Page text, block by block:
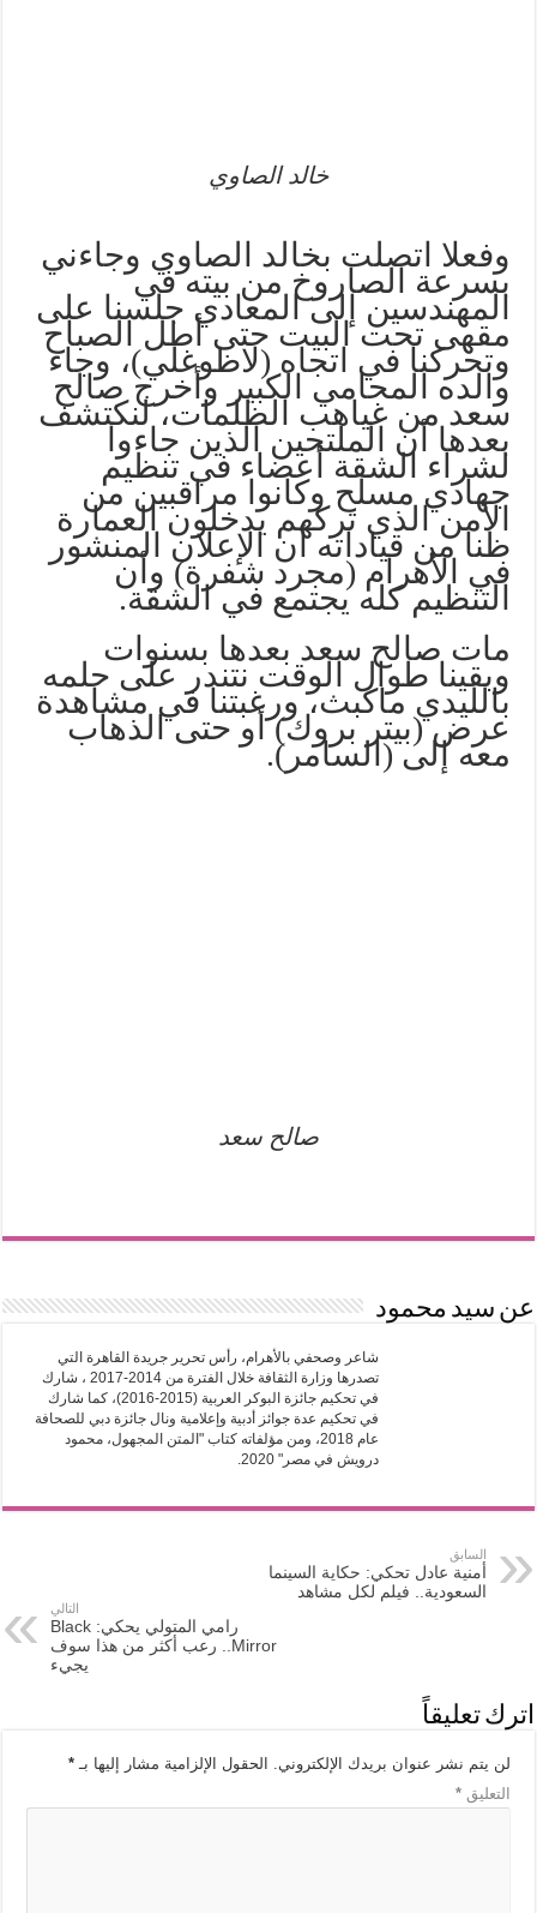
خالد الصاوي
وفعلا اتصلت بخالد الصاوي وجاءني
بسرعة الصاروخ من بيته في
المهندسين إلى المعادي جلسنا على
مقهى تحت البيت حتى أطل الصباح
وتحركنا في اتجاه (لاظوغلي)، وجاء
والده المحامي الكبير وأخرج صالح
سعد من غياهب الظلمات، لنكتشف
بعدها أن الملتحين الذين جاءوا
لشراء الشقة أعضاء في تنظيم
جهادي مسلح وكانوا مراقبين من
الأمن الذي تركهم يدخلون العمارة
ظنا من قياداته أن الإعلان المنشور
في الأهرام (مجرد شفرة) وأن
التنظيم كله يجتمع في الشقة.
مات صالح سعد بعدها بسنوات
وبقينا طوال الوقت نتندر على حلمه
بالليدي ماكبث، ورغبتنا في مشاهدة
عرض (بيتر بروك) أو حتى الذهاب
معه إلى (السامر).
صالح سعد
عن سيد محمود
شاعر وصحفي بالأهرام، رأس تحرير جريدة القاهرة التي
تصدرها وزارة الثقافة خلال الفترة من 2014-2017 ، شارك
في تحكيم جائزة البوكر العربية (2015-2016)، كما شارك
في تحكيم عدة جوائز أدبية وإعلامية ونال جائزة دبي للصحافة
عام 2018، ومن مؤلفاته كتاب "المتن المجهول، محمود
درويش في مصر" 2020.
السابق
أمنية عادل تحكي: حكاية السينما
السعودية.. فيلم لكل مشاهد
التالي
رامي المتولي يحكي: Black
Mirror.. رعب أكثر من هذا سوف
يجيء
اترك تعليقاً
لن يتم نشر عنوان بريدك الإلكتروني. الحقول الإلزامية مشار إليها بـ*
التعليق*